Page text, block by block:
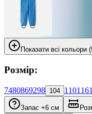
Показати всі кольори
Розмір:
7480869298 104 110116
Запас +6 см